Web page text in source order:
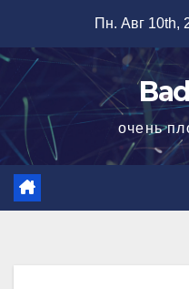
содержимому
Пн. Авг 10th,
очень